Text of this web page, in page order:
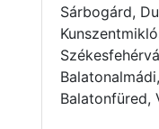
Sárbogárd,
Balatonfüred,